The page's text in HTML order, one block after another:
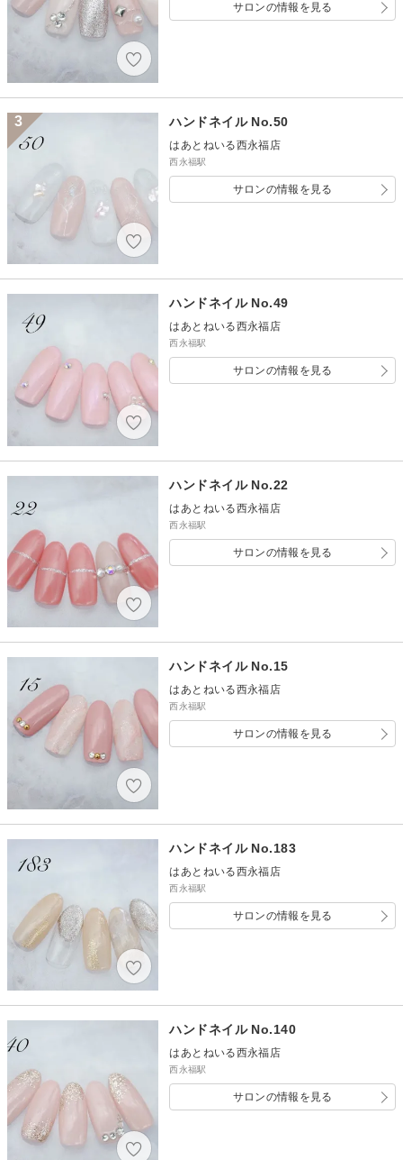
サロンの情報を見る
3 ハンドネイル No.50
はあとねいる西永福店
西永福駅
サロンの情報を見る
ハンドネイル No.49
はあとねいる西永福店
西永福駅
サロンの情報を見る
ハンドネイル No.22
はあとねいる西永福店
西永福駅
サロンの情報を見る
ハンドネイル No.15
はあとねいる西永福店
西永福駅
サロンの情報を見る
ハンドネイル No.183
はあとねいる西永福店
西永福駅
サロンの情報を見る
ハンドネイル No.140
はあとねいる西永福店
西永福駅
サロンの情報を見る